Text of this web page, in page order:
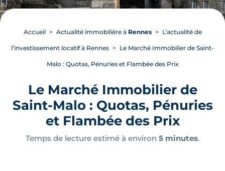
Accueil Actualité immobilière à Rennes L’actualité de
l’investissement locatif à Rennes Le Marché Immobilier de Saint-
Malo : Quotas, Pénuries et Flambée des Prix
Le Marché Immobilier de
Saint-Malo : Quotas, Pénuries
et Flambée des Prix
Temps de lecture estimé à environ 5 minutes.